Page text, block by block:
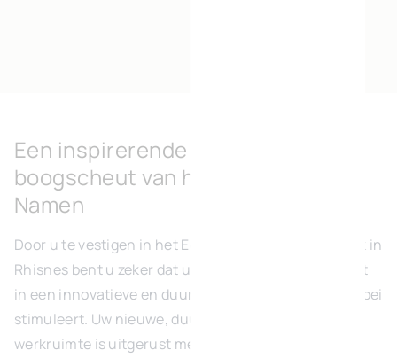
Een inspirerende locatie op een
boogscheut van het centrum van
Namen
Door u te vestigen in het Ecolys Green Business Park in
Rhisnes bent u zeker dat u uw activiteiten ontwikkelt
in een innovatieve en duurzame omgeving die uw groei
stimuleert. Uw nieuwe, duurzame en flexibele
werkruimte is uitgerust met alle technische